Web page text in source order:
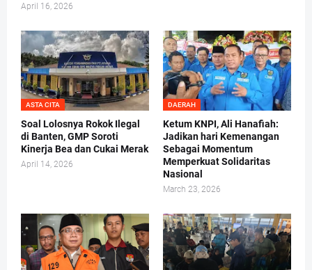
April 16, 2026
ASTA CITA
Soal Lolosnya Rokok Ilegal
di Banten, GMP Soroti
Kinerja Bea dan Cukai Merak
April 14, 2026
DAERAH
Ketum KNPI, Ali Hanafiah:
Jadikan hari Kemenangan
Sebagai Momentum
Memperkuat Solidaritas
Nasional
March 23, 2026